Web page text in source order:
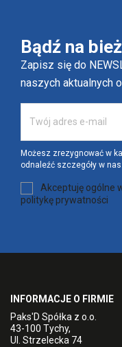
Bądź na
Zapisz się do
naszych aktualnych
Możesz zrezygnować w
odnaleźć szczegóły w
Akceptuję ogólne
politykę prywatności
INFORMACJE O FIRMIE
Paks'D Spółka z o.o.
43-100 Tychy,
Ul. Strzelecka 74